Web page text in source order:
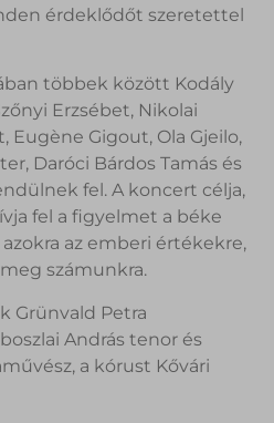
érdeklődőt szeretettel
többek között Kodály
Erzsébet, Nikolai
Eugène Gigout, Ola Gjeilo,
Daróci Bárdos Tamás és
fel. A koncert célja,
fel a figyelmet a béke
az emberi értékekre,
számunkra.
Grünvald Petra
András tenor és
a kórust Kővári